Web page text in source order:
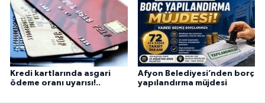
Kredi kartlarında asgari
ödeme oranı uyarısı!..
Afyon Belediyesi’nden borç
yapılandırma müjdesi